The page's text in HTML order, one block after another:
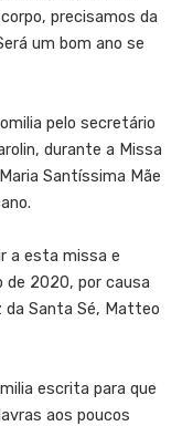
precisamos da
um bom ano se
pelo secretário
durante a Missa
Santíssima Mãe
a esta missa e
de 2020, por causa
da Santa Sé, Matteo
escrita para que
aos poucos